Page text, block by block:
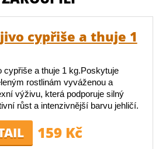
cypřiše a thuje 1
cypřiše a thuje 1 kg.Poskytuje
rostlinám vyváženou a
výživu, která podporuje silný
růst a intenzivnější barvu jehličí.
159 Kč